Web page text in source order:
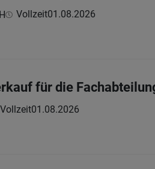
Vollzeit01.08.2026
für die
Vollzeit01.08.2026